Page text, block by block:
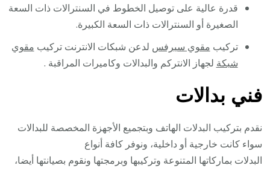
قدرة عالية على توصيل الخطوط في السنترالات ذات السعة
الصغيرة أو السنترالات ذات السعة الكبيرة.
تركيب مقوي سيرفس لدعن شبكات الانترنت تركيب مقوي
شبكة لجهاز الانتركم والبدالات وكاميرات المراقبة .
فني بدالات
نقدم بتركيب البدلات الهاتف وبتجميع الأجهزة المخصصة للبدالات
سواء كانت خارجية أو داخلية، ونوفر كافة أنواع
البدلات بماركاتها المتنوعة وتركيبها وبرمجتها ونقوم بصيانتها أيضا،